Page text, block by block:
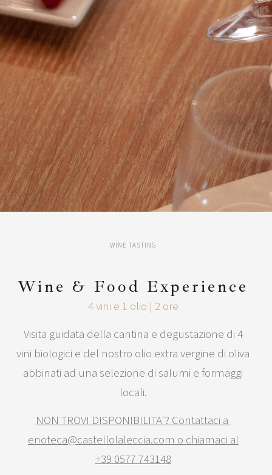
WINE TASTING
Wine & Food Experience
4 vini e 1 olio | 2 ore
Visita guidata della cantina e degustazione di 4
vini biologici e del nostro olio extra vergine di oliva
abbinati ad una selezione di salumi e formaggi
locali.
NON TROVI DISPONIBILITA'? Contattaci a
enoteca@castellolaleccia.com o chiamaci al
+39 0577 743148